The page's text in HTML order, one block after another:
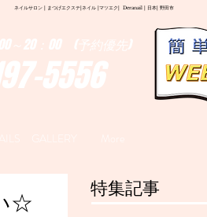
ネイルサロン | まつげエクステ|ネイル |マツエク| Deranail | 日本| 野田市
5556
20：00 (予約優先)
☆
特集記事